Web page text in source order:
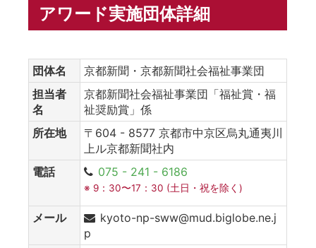
アワード実施団体詳細
団体名
京都新聞・京都新聞社会福祉事業団
担当者
名
京都新聞社会福祉事業団「福祉賞・福
祉奨励賞」係
所在地
〒604 - 8577 京都市中京区烏丸通夷川
上ル京都新聞社内
電話
075 - 241 - 6186
※ 9：30〜17：30 (土日・祝を除く)
メール
kyoto-np-sww@mud.biglobe.ne.j
p